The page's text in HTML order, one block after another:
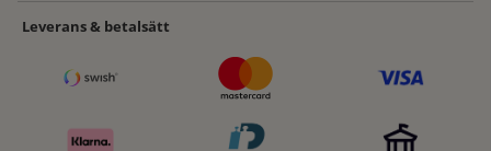
Leverans & betalsätt